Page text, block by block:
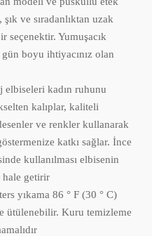
ve sıradanlıktan uzak
seçenektir. Yumuşacık
boyu ihtiyacınız olan
kadın ruhunu
kalıplar, kaliteli
ve renkler kullanarak
katkı sağlar. İnce
kullanılması elbisenin
hale getirir
yıkama 86 ° F (30 ° C)
ütülenebilir. Kuru temizleme